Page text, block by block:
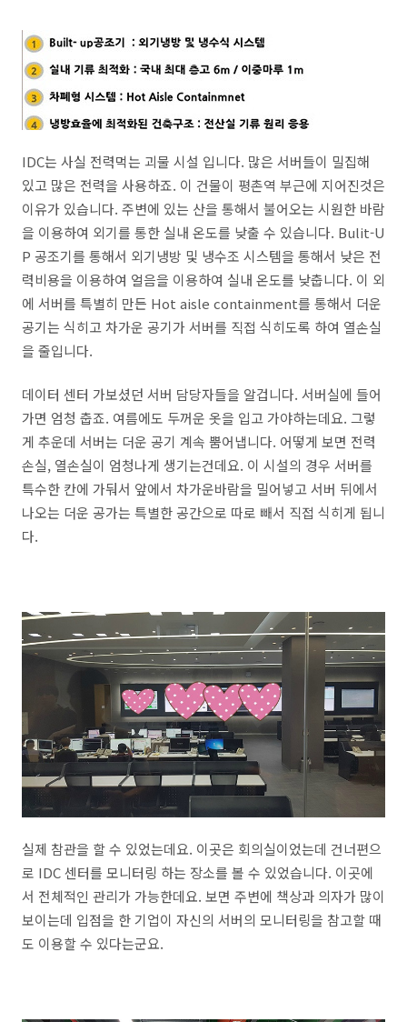
IDC는 사실 전력먹는 괴물 시설 입니다. 많은 서버들이 밀집해
있고 많은 전력을 사용하죠. 이 건물이 평촌역 부근에 지어진것은
이유가 있습니다. 주변에 있는 산을 통해서 불어오는 시원한 바람
을 이용하여 외기를 통한 실내 온도를 낮출 수 있습니다. Bulit-U
P 공조기를 통해서 외기냉방 및 냉수조 시스템을 통해서 낮은 전
력비용을 이용하여 얼음을 이용하여 실내 온도를 낮춥니다. 이 외
에 서버를 특별히 만든 Hot aisle containment를 통해서 더운
공기는 식히고 차가운 공기가 서버를 직접 식히도록 하여 열손실
을 줄입니다.
데이터 센터 가보셨던 서버 담당자들을 알겁니다. 서버실에 들어
가면 엄청 춥죠. 여름에도 두꺼운 옷을 입고 가야하는데요. 그렇
게 추운데 서버는 더운 공기 계속 뿜어냅니다. 어떻게 보면 전력
손실, 열손실이 엄청나게 생기는건데요. 이 시설의 경우 서버를
특수한 칸에 가둬서 앞에서 차가운바람을 밀어넣고 서버 뒤에서
나오는 더운 공가는 특별한 공간으로 따로 빼서 직접 식히게 됩니
다.
실제 참관을 할 수 있었는데요. 이곳은 회의실이었는데 건너편으
로 IDC 센터를 모니터링 하는 장소를 볼 수 있었습니다. 이곳에
서 전체적인 관리가 가능한데요. 보면 주변에 책상과 의자가 많이
보이는데 입점을 한 기업이 자신의 서버의 모니터링을 참고할 때
도 이용할 수 있다는군요.